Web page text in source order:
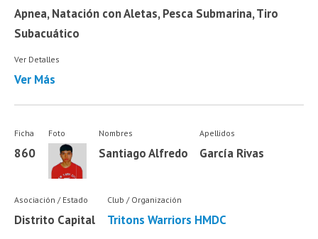
Apnea, Natación con Aletas, Pesca Submarina, Tiro
Subacuático
Ver Detalles
Ver Más
Ficha
860
Foto Nombres
Santiago Alfredo
Apellidos
García Rivas
Asociación / Estado
Distrito Capital
Club / Organización
Tritons Warriors HMDC